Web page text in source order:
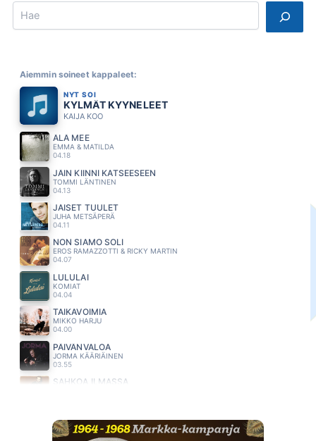
Search
Aiemmin soineet kappaleet:
NYT SOI
KYLMÄT KYYNELEET
KAIJA KOO
ÄLÄ MEE
EMMA & MATILDA
04.18
JÄIN KIINNI KATSEESEEN
TOMMI LÄNTINEN
04.13
JAISET TUULET
JUHA METSÄPERÄ
04.11
NON SIAMO SOLI
EROS RAMAZZOTTI & RICKY MARTIN
04.07
LULULAI
KOMIAT
04.04
TAIKAVOIMIA
MIKKO HARJU
04.00
PÄIVÄNVALOA
JORMA KÄÄRIÄINEN
03.55
SAHKOA ILMASSA
MEIJU SUVAS
03.45